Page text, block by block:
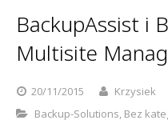
Serwery pocztowe
Sophos
Kontakt
Polityka prywatności
BackupAssist i
Multisite
20/11/2015
Krzysiek
Backup-Solutions, Bez